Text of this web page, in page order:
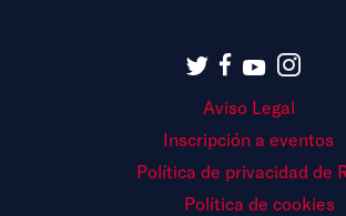
Aviso Legal
Inscripción a eventos
Política de privacidad de
Política de cookies